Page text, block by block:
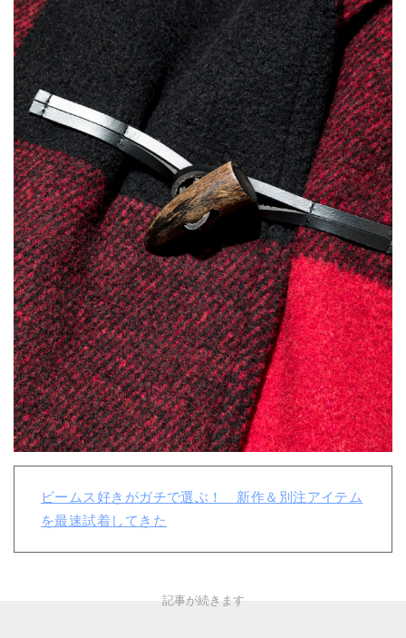
ビームス好きがガチで選ぶ！ 新作＆別注アイテム
を最速試着してきた